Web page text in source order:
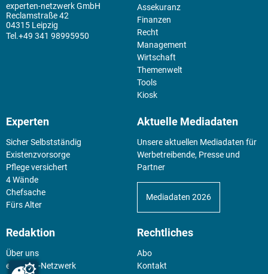
experten-netzwerk GmbH
Reclamstraße 42
04315 Leipzig
+49 341 98995950
Assekuranz
Finanzen
Recht
Management
Wirtschaft
Themenwelt
Tools
Kiosk
Experten
Sicher Selbstständig
Existenz­vorsorge
Pflege versichert
4 Wände
Chefsache
Fürs Alter
Aktuelle Mediadaten
Unsere aktuellen Mediadaten für
Werbetreibende, Presse und
Partner
Mediadaten 2026
Redaktion
Über uns
experten-Netzwerk
Rechtliches
Abo
Kontakt